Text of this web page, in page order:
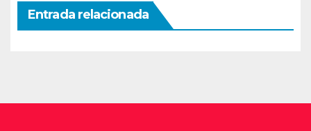
Entrada relacionada